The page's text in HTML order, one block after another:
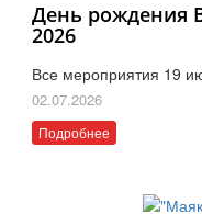
День рождения
2026
Все мероприятия 19
02.07.2026
Подробнее